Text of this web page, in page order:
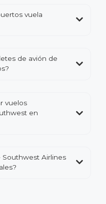
vuela
de avión de
vuelos
en
Southwest Airlines